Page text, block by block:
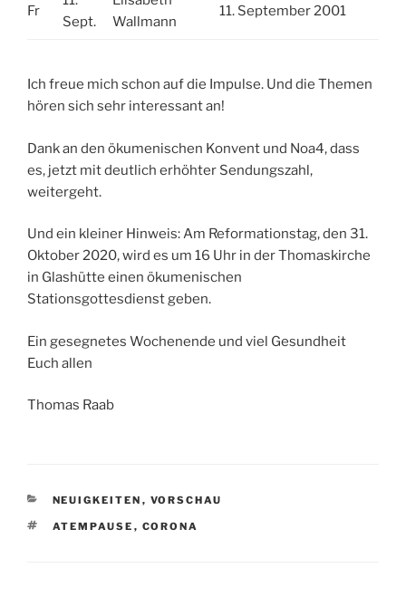
Fr
Sept.
Wallmann
11. September 2001
Ich freue mich schon auf die Impulse. Und die Themen
hören sich sehr interessant an!
Dank an den ökumenischen Konvent und Noa4, dass
es, jetzt mit deutlich erhöhter Sendungszahl,
weitergeht.
Und ein kleiner Hinweis: Am Reformationstag, den 31.
Oktober 2020, wird es um 16 Uhr in der Thomaskirche
in Glashütte einen ökumenischen
Stationsgottesdienst geben.
Ein gesegnetes Wochenende und viel Gesundheit
Euch allen
Thomas Raab
KATEGORIEN
NEUIGKEITEN , VORSCHAU
SCHLAGWÖRTER
ATEMPAUSE , CORONA